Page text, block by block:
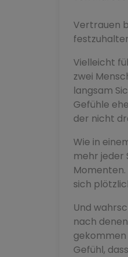
Vertrauen
Vielleicht
zwei
langsam
Gefühle
der nicht
Wie in
mehr jeder
Momenten.
sich
Und
nach
gekommen
Gefühl,